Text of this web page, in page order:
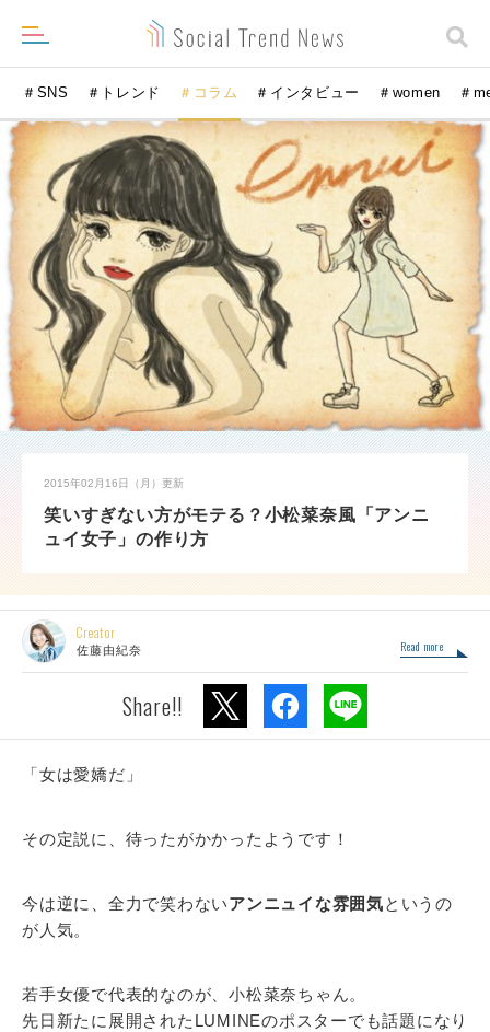
＃SNS ＃トレンド ＃コラム ＃インタビュー ＃women ＃
2015年02月16日（月） 更新
笑いすぎない方がモテる？小松菜奈風「アンニ
ュイ女子」の作り方
Creator
佐藤由紀奈 Read more
Share!!
「女は愛嬌だ」
その定説に、待ったがかかったようです！
今は逆に、全力で笑わないアンニュイな雰囲気というの
が人気。
若手女優で代表的なのが、小松菜奈ちゃん。
先日新たに展開されたLUMINEのポスターでも話題になり